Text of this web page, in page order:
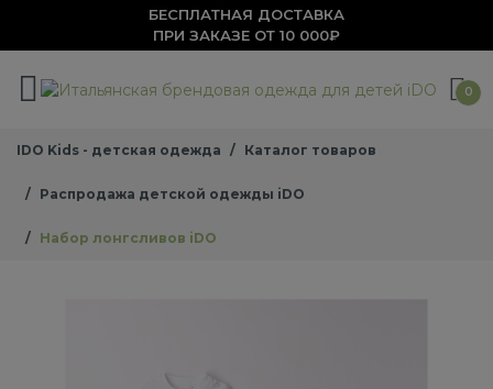
БЕСПЛАТНАЯ ДОСТАВКА
ПРИ ЗАКАЗЕ ОТ 10 000₽
0
IDO Kids - детская одежда Каталог товаров
Распродажа детской одежды iDO
Набор лонгсливов iDO